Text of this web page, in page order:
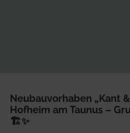
Neubauvorhaben „Kant
Hofheim am Taunus –
🏗️✨